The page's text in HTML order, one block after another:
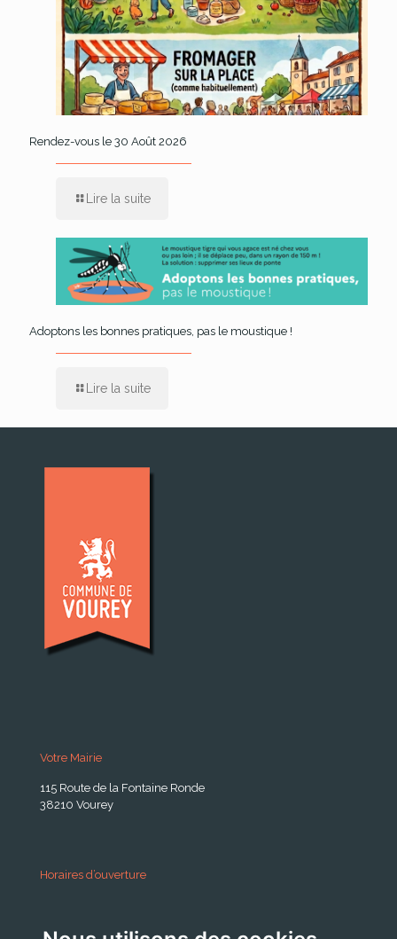
Rendez-vous le 30 Août 2026
Lire la suite
Adoptons les bonnes pratiques, pas le moustique !
Lire la suite
Votre Mairie
115 Route de la Fontaine Ronde
38210 Vourey
Horaires d’ouverture
Lundi . Mardi : 10h 12h /16h 18h30